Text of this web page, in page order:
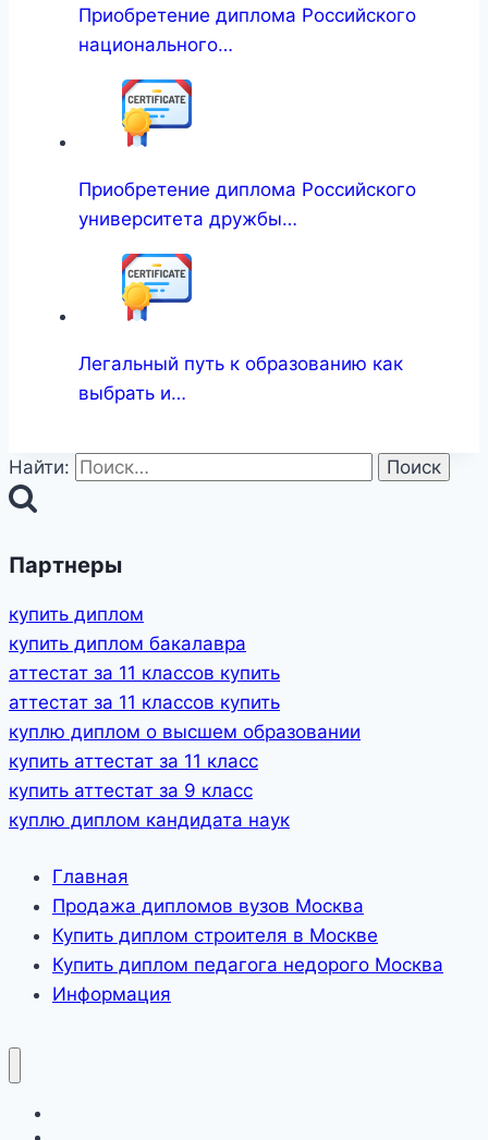
Приобретение диплома Российского
национального…
Приобретение диплома Российского
университета дружбы…
Легальный путь к образованию как
выбрать и…
Найти:
Партнеры
купить диплом
купить диплом бакалавра
аттестат за 11 классов купить
аттестат за 11 классов купить
куплю диплом о высшем образовании
купить аттестат за 11 класс
купить аттестат за 9 класс
куплю диплом кандидата наук
Главная
Продажа дипломов вузов Москва
Купить диплом строителя в Москве
Купить диплом педагога недорого Москва
Информация